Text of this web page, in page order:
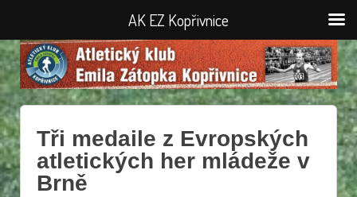
Tři medaile z Evropských
atletických her mládeže v
Brně
AK EZ Kopřivnice